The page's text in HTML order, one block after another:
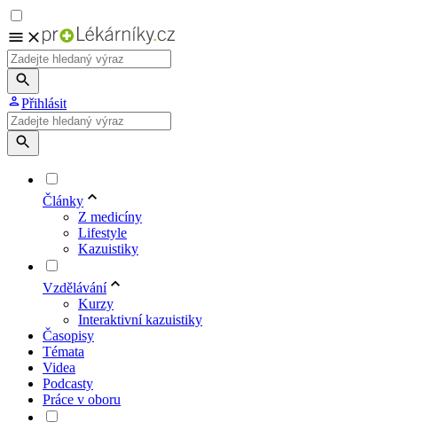
Přihlásit
Články
Z medicíny
Lifestyle
Kazuistiky
Vzdělávání
Kurzy
Interaktivní kazuistiky
Časopisy
Témata
Videa
Podcasty
Práce v oboru